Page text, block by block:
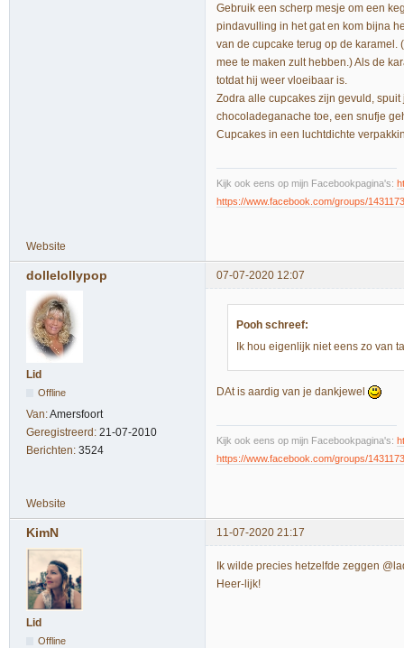
Gebruik een scherp mesje om een
pindavulling in het gat en kom bijna
van de cupcake terug op de
mee te maken zult hebben.) Als de
totdat hij weer vloeibaar is.
Zodra alle cupcakes zijn gevuld,
chocoladeganache toe, een snufje
Cupcakes in een luchtdichte
Kijk ook eens op mijn Facebookpagina's:
https://www.facebook.com/groups/
Website
dollelollypop 07-07-2020 12:07
Lid
Offline
Van:Amersfoort
Geregistreerd: 21-07-2010
Berichten: 3524
Pooh schreef:
Ik hou eigenlijk niet eens zo van
DAt is aardig van je dankjewel
Kijk ook eens op mijn Facebookpagina's:
https://www.facebook.com/groups/
Website
KimN 11-07-2020 21:17
Lid
Offline
Ik wilde precies hetzelfde zeggen
Heer-lijk!